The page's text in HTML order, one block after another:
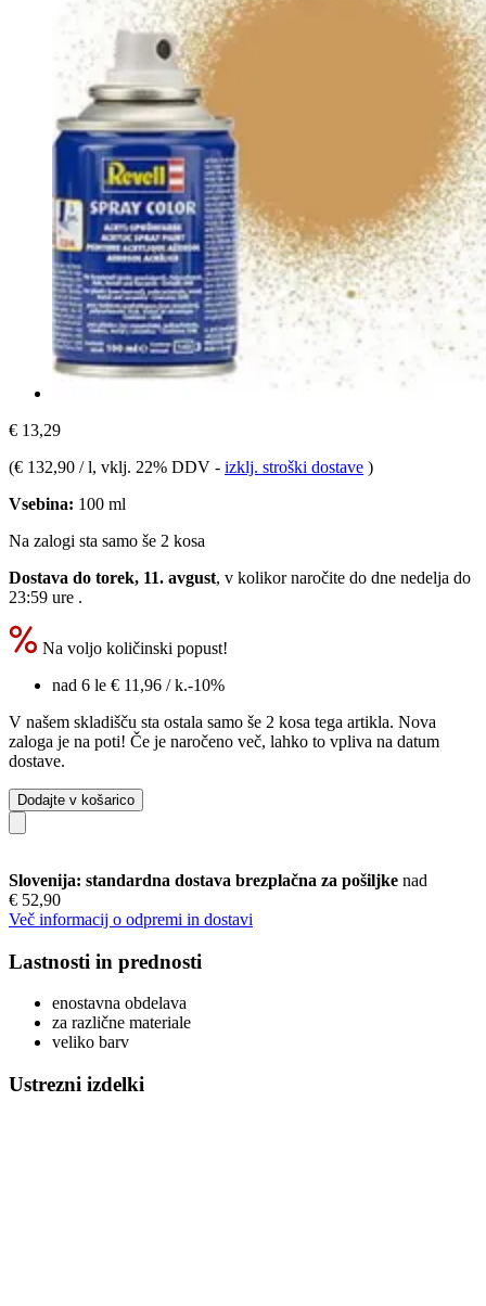
€ 13,29
(€ 132,90 / l, vklj. 22% DDV - izklj. stroški dostave )
Vsebina: 100 ml
Na zalogi sta samo še 2 kosa
Dostava do torek, 11. avgust, v kolikor naročite do dne nedelja do
23:59 ure .
Na voljo količinski popust!
nad 6 le € 11,96 / k.-10%
V našem skladišču sta ostala samo še 2 kosa tega artikla. Nova
zaloga je na poti! Če je naročeno več, lahko to vpliva na datum
dostave.
Dodajte v košarico
Slovenija: standardna dostava brezplačna za pošiljke nad
€ 52,90
Več informacij o odpremi in dostavi
Lastnosti in prednosti
enostavna obdelava
za različne materiale
veliko barv
Ustrezni izdelki